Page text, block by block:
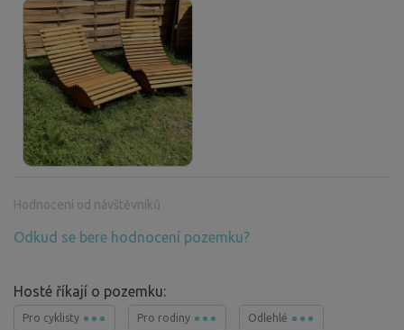
Hodnocení od návštěvníků
Odkud se bere hodnocení pozemku?
Hosté říkají o pozemku:
Pro cyklisty Pro rodiny Odlehlé